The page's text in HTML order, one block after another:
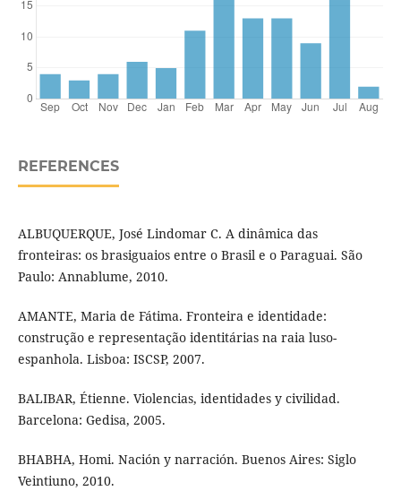
REFERENCES
ALBUQUERQUE, José Lindomar C. A dinâmica das
fronteiras: os brasiguaios entre o Brasil e o Paraguai. São
Paulo: Annablume, 2010.
AMANTE, Maria de Fátima. Fronteira e identidade:
construção e representação identitárias na raia luso-
espanhola. Lisboa: ISCSP, 2007.
BALIBAR, Étienne. Violencias, identidades y civilidad.
Barcelona: Gedisa, 2005.
BHABHA, Homi. Nación y narración. Buenos Aires: Siglo
Veintiuno, 2010.